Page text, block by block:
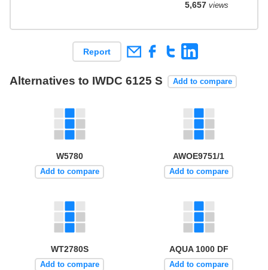
5,657views
Report
Alternatives to IWDC 6125 S Add to compare
W5780
Add to compare
AWOE9751/1
Add to compare
WT2780S
Add to compare
AQUA 1000 DF
Add to compare